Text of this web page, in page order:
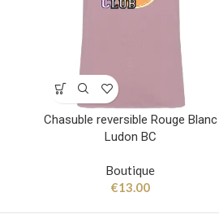
Chasuble reversible Rouge Blanc
Ludon BC
Boutique
€13.00